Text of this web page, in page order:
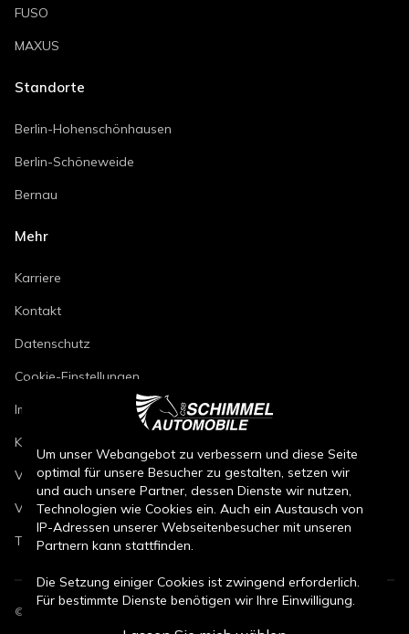
FUSO
MAXUS
Standorte
Berlin-Hohenschönhausen
Berlin-Schöneweide
Bernau
Mehr
Karriere
Kontakt
Datenschutz
Cookie-Einstellungen
Impressum
Kfz-Reparaturbedingungen
Verkaufsbedingungen Neuwagen
Verkaufsbedingungen Gebrauchtwagen
Teileverkaufsbedingungen
© CSB Schimmel Automobile GmbH. Alle Rechte vorbehalten.
Um unser Webangebot zu verbessern und diese Seite
optimal für unsere Besucher zu gestalten, setzen wir
und auch unsere Partner, dessen Dienste wir nutzen,
Technologien wie Cookies ein. Auch ein Austausch von
IP-Adressen unserer Webseitenbesucher mit unseren
Partnern kann stattfinden.
Die Setzung einiger Cookies ist zwingend erforderlich.
Für bestimmte Dienste benötigen wir Ihre Einwilligung.